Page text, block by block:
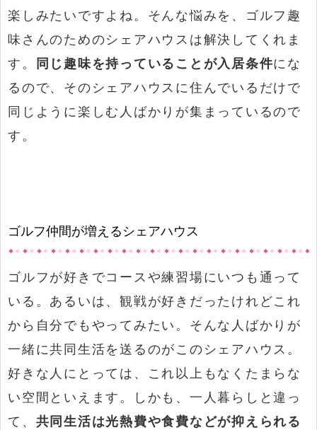
楽しみたいですよね。そんな悩みを、ゴルフ趣
味さんのためのシェアハウスは解決してくれま
す。 同じ趣味を持っていることが入居条件にな
るので、そのシェアハウスに住んでいるだけで
同じように楽しむ人ばかりが集まっているので
す。
ゴルフ仲間が増えるシェアハウス
ゴルフが好きでコースや練習場にいつも通って
いる。あるいは、観戦が好きだったけれどこれ
から自分でもやってみたい。そんな人ばかりが
一緒に共同生活を送るのがこのシェアハウス。
好きな人にとっては、これ以上もなくたまらな
い空間といえます。しかも、一人暮らしと違っ
て、 共同生活は光熱費や食費などが抑えられる